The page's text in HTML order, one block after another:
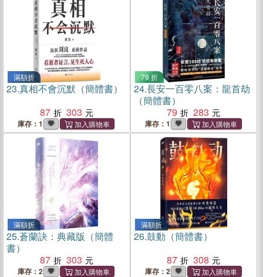
滿額折
23.真相不會沉默（簡體書）
87
303
庫存：1
79 折
24.長安一百零八案：龍首劫
（簡體書）
79
283
庫存：1
滿額折
25.蒼蘭訣：典藏版（簡體
書）
87
303
庫存：2
滿額折
26.鼓動（簡體書）
87
308
庫存：2